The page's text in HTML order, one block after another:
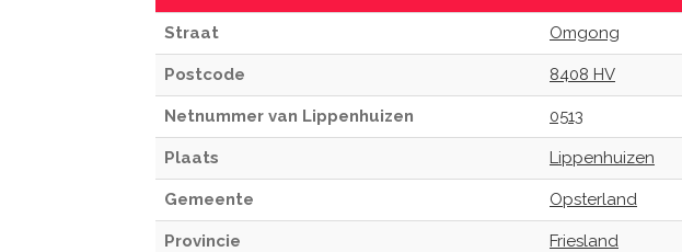
Straat Omgong
Postcode 8408 HV
Netnummer van Lippenhuizen 0513
Plaats Lippenhuizen
Gemeente Opsterland
Provincie Friesland